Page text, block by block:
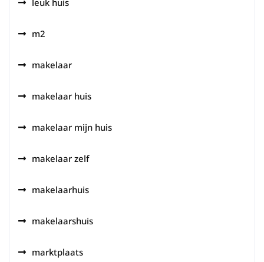
leuk huis
m2
makelaar
makelaar huis
makelaar mijn huis
makelaar zelf
makelaarhuis
makelaarshuis
marktplaats